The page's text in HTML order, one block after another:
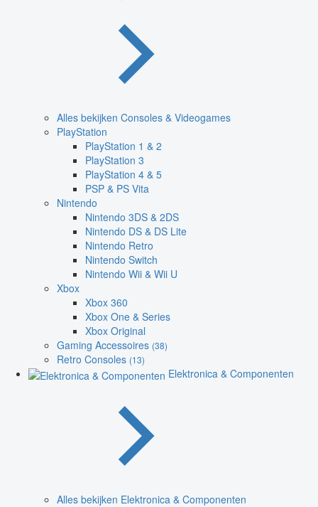
Alles bekijken Consoles & Videogames
PlayStation
PlayStation 1 & 2
PlayStation 3
PlayStation 4 & 5
PSP & PS Vita
Nintendo
Nintendo 3DS & 2DS
Nintendo DS & DS Lite
Nintendo Retro
Nintendo Switch
Nintendo Wii & Wii U
Xbox
Xbox 360
Xbox One & Series
Xbox Original
Gaming Accessoires (38)
Retro Consoles (13)
Elektronica & Componenten
Alles bekijken Elektronica & Componenten